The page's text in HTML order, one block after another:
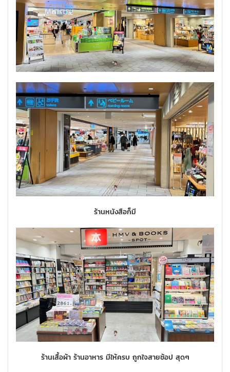
ร้านหนังสือก็มี
ร้านเสื้อผ้า ร้านอาหาร มีให้ครบ ถูกใจสายช้อป สุดๆ